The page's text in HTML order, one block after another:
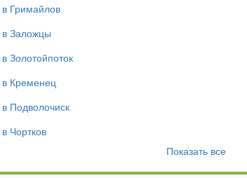
в Гримайлов
в Заложцы
Золотойпоток
в Кременец
Подволочиск
Чортков
Показать все